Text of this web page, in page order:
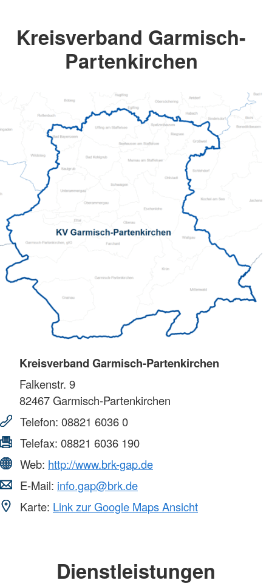
Kreisverband Garmisch-
Partenkirchen
Kreisverband Garmisch-Partenkirchen
Falkenstr. 9
82467Garmisch-Partenkirchen
Telefon: 08821 6036 0
Telefax: 08821 6036 190
Web: http://www.brk-gap.de
E-Mail: info.gap@brk.de
Karte: Link zur Google Maps Ansicht
Dienstleistungen